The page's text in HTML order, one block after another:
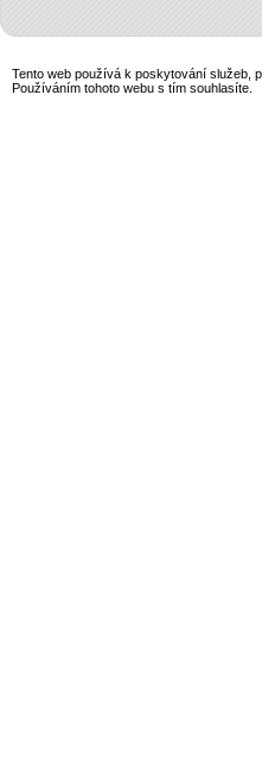
Tento web používá k poskytování služeb,
Používáním tohoto webu s tím souhlasíte.